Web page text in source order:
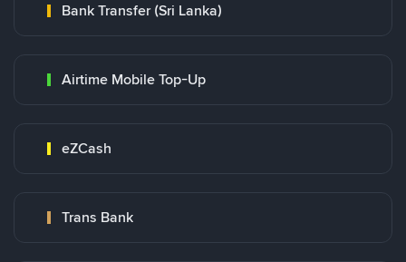
Bank Transfer (Sri Lanka)
Airtime Mobile Top-Up
eZCash
Trans Bank